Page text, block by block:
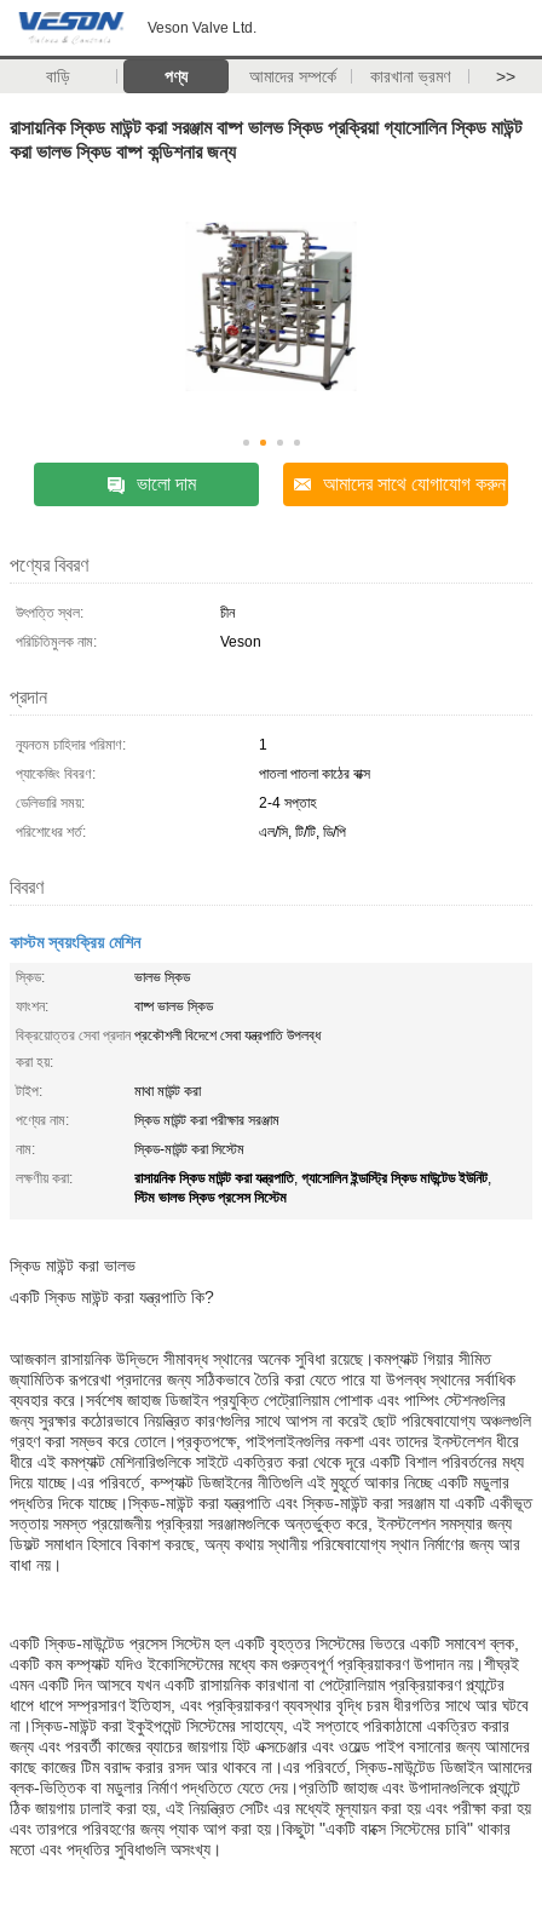
Veson Valve Ltd.
বাড়ি পণ্য আমাদের সম্পর্কে কারখানা ভ্রমণ >>
রাসায়নিক স্কিড মাউন্ট করা সরঞ্জাম বাষ্প ভালভ স্কিড প্রক্রিয়া গ্যাসোলিন স্কিড মাউন্ট
করা ভালভ স্কিড বাষ্প কন্ডিশনার জন্য
ভালো দাম আমাদের সাথে যোগাযোগ করুন
পণ্যের বিবরণ
উৎপত্তি স্থল:
চীন
পরিচিতিমুলক নাম:
Veson
প্রদান
ন্যূনতম চাহিদার পরিমাণ:
1
প্যাকেজিং বিবরণ:
পাতলা পাতলা কাঠের বাক্স
ডেলিভারি সময়:
2-4 সপ্তাহ
পরিশোধের শর্ত:
এল/সি, টি/টি, ডি/পি
বিবরণ
কাস্টম স্বয়ংক্রিয় মেশিন
স্কিড:
ভালভ স্কিড
ফাংশন:
বাষ্প ভালভ স্কিড
বিক্রয়োত্তর সেবা প্রদান
করা হয়:
প্রকৌশলী বিদেশে সেবা যন্ত্রপাতি উপলব্ধ
টাইপ:
মাথা মাউন্ট করা
পণ্যের নাম:
স্কিড মাউন্ট করা পরীক্ষার সরঞ্জাম
নাম:
স্কিড-মাউন্ট করা সিস্টেম
লক্ষণীয় করা:
রাসায়নিক স্কিড মাউন্ট করা যন্ত্রপাতি, গ্যাসোলিন ইন্ডাস্ট্রি স্কিড মাউন্টেড ইউনিট,
স্টিম ভালভ স্কিড প্রসেস সিস্টেম
স্কিড মাউন্ট করা ভালভ
একটি স্কিড মাউন্ট করা যন্ত্রপাতি কি?
আজকাল রাসায়নিক উদ্ভিদে সীমাবদ্ধ স্থানের অনেক সুবিধা রয়েছে।কমপ্যাক্ট গিয়ার সীমিত
জ্যামিতিক রূপরেখা প্রদানের জন্য সঠিকভাবে তৈরি করা যেতে পারে যা উপলব্ধ স্থানের সর্বাধিক
ব্যবহার করে।সর্বশেষ জাহাজ ডিজাইন প্রযুক্তি পেট্রোলিয়াম পোশাক এবং পাম্পিং স্টেশনগুলির
জন্য সুরক্ষার কঠোরভাবে নিয়ন্ত্রিত কারণগুলির সাথে আপস না করেই ছোট পরিষেবাযোগ্য অঞ্চলগুলি
গ্রহণ করা সম্ভব করে তোলে।প্রকৃতপক্ষে, পাইপলাইনগুলির নকশা এবং তাদের ইনস্টলেশন ধীরে
ধীরে এই কমপ্যাক্ট মেশিনারিগুলিকে সাইটে একত্রিত করা থেকে দূরে একটি বিশাল পরিবর্তনের মধ্য
দিয়ে যাচ্ছে।এর পরিবর্তে, কম্প্যাক্ট ডিজাইনের নীতিগুলি এই মুহূর্তে আকার নিচ্ছে একটি মডুলার
পদ্ধতির দিকে যাচ্ছে।স্কিড-মাউন্ট করা যন্ত্রপাতি এবং স্কিড-মাউন্ট করা সরঞ্জাম যা একটি একীভূত
সত্তায় সমস্ত প্রয়োজনীয় প্রক্রিয়া সরঞ্জামগুলিকে অন্তর্ভুক্ত করে, ইনস্টলেশন সমস্যার জন্য
ডিফল্ট সমাধান হিসাবে বিকাশ করছে, অন্য কথায় স্থানীয় পরিষেবাযোগ্য স্থান নির্মাণের জন্য আর
বাধা নয়।
একটি স্কিড-মাউন্টেড প্রসেস সিস্টেম হল একটি বৃহত্তর সিস্টেমের ভিতরে একটি সমাবেশ ব্লক,
একটি কম কম্প্যাক্ট যদিও ইকোসিস্টেমের মধ্যে কম গুরুত্বপূর্ণ প্রক্রিয়াকরণ উপাদান নয়।শীঘ্রই
এমন একটি দিন আসবে যখন একটি রাসায়নিক কারখানা বা পেট্রোলিয়াম প্রক্রিয়াকরণ প্ল্যান্টের
ধাপে ধাপে সম্প্রসারণ ইতিহাস, এবং প্রক্রিয়াকরণ ব্যবস্থার বৃদ্ধি চরম ধীরগতির সাথে আর ঘটবে
না।স্কিড-মাউন্ট করা ইকুইপমেন্ট সিস্টেমের সাহায্যে, এই সপ্তাহে পরিকাঠামো একত্রিত করার
জন্য এবং পরবর্তী কাজের ব্যাচের জায়গায় হিট এক্সচেঞ্জার এবং ওয়েল্ড পাইপ বসানোর জন্য আমাদের
কাছে কাজের টিম বরাদ্দ করার রসদ আর থাকবে না।এর পরিবর্তে, স্কিড-মাউন্টেড ডিজাইন আমাদের
ব্লক-ভিত্তিক বা মডুলার নির্মাণ পদ্ধতিতে যেতে দেয়।প্রতিটি জাহাজ এবং উপাদানগুলিকে প্ল্যান্টে
ঠিক জায়গায় ঢালাই করা হয়, এই নিয়ন্ত্রিত সেটিং এর মধ্যেই মূল্যায়ন করা হয় এবং পরীক্ষা করা হয়
এবং তারপরে পরিবহণের জন্য প্যাক আপ করা হয়।কিছুটা "একটি বাক্সে সিস্টেমের চাবি" থাকার
মতো এবং পদ্ধতির সুবিধাগুলি অসংখ্য।